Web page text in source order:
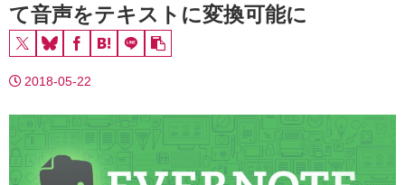
て音声をテキストに変換可能に
2018-05-22